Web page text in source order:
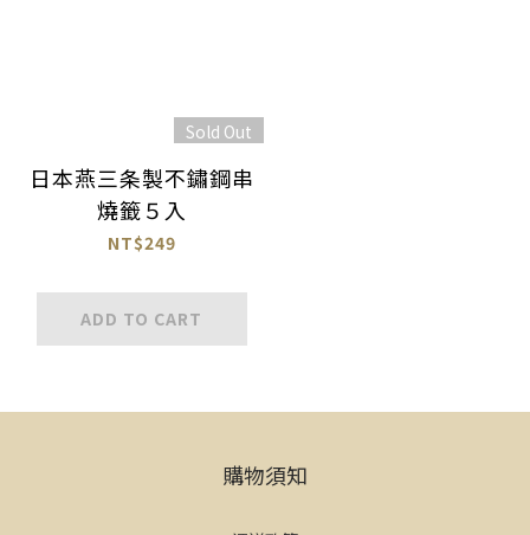
Sold Out
日本燕三条製不鏽鋼串
燒籤５入
NT$249
ADD TO CART
購物須知